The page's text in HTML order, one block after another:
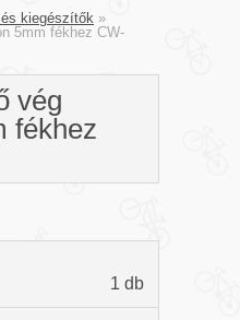
kiegészítők »
5mm fékhez CW-
vég
fékhez
1 db